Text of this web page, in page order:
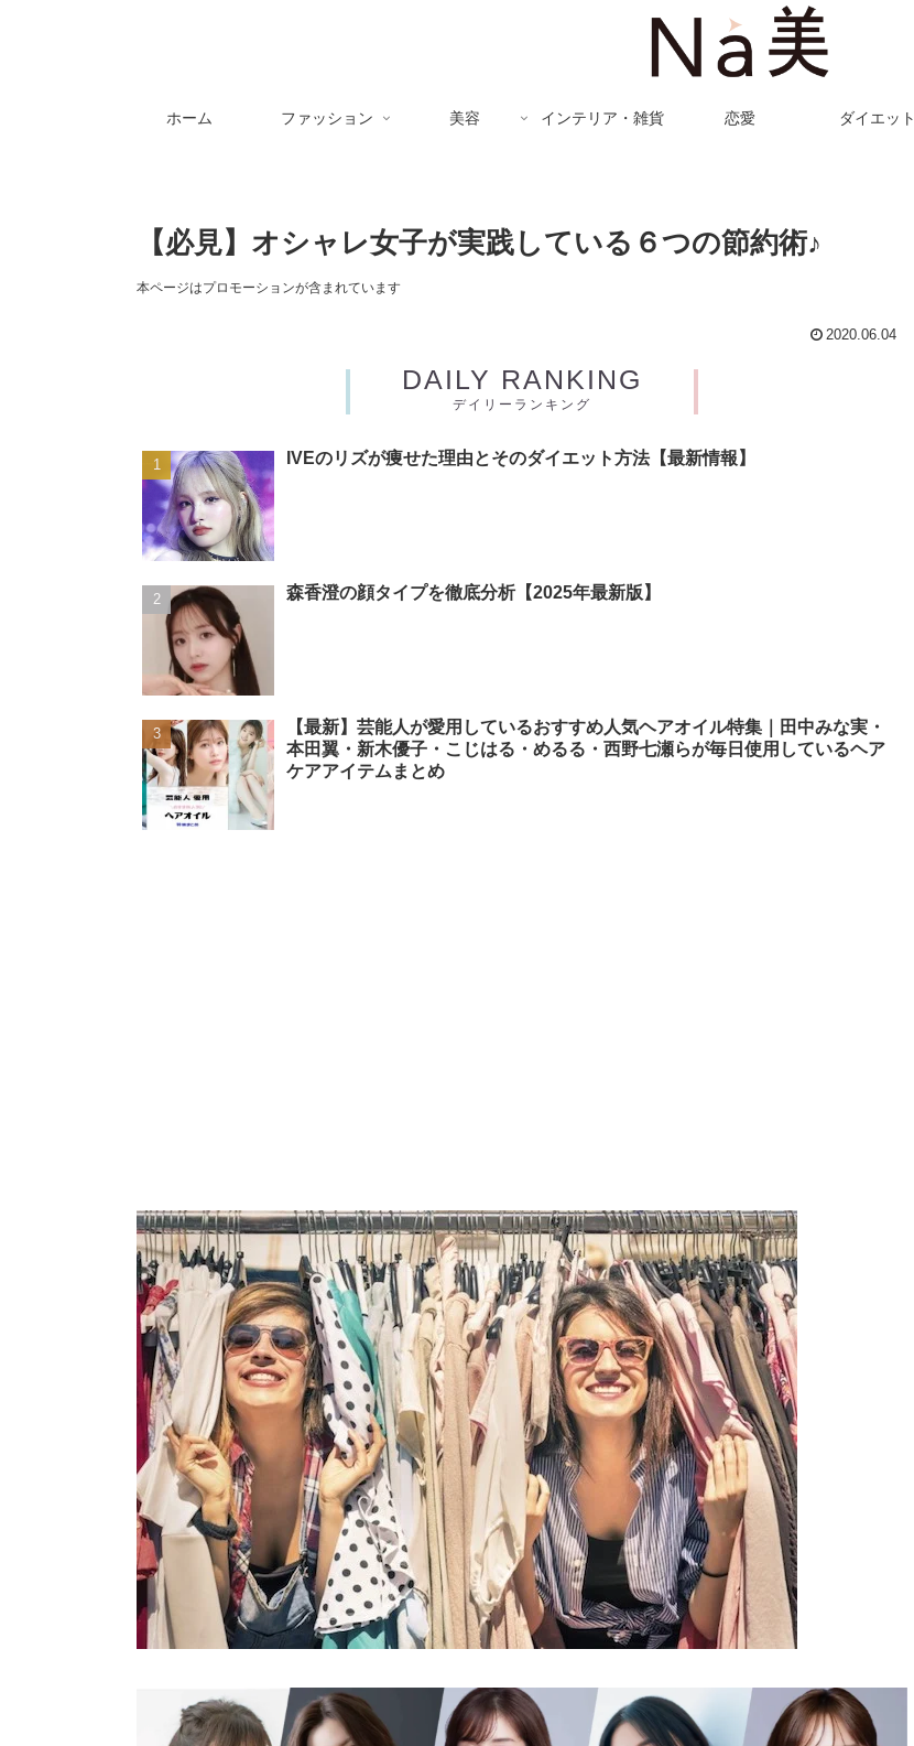
ホーム ファッション 美容 インテリア・雑貨 恋愛 ダイエット
【必見】オシャレ女子が実践している６つの節約術♪
本ページはプロモーションが含まれています
2020.06.04
DAILY RANKING
デイリーランキング
IVEのリズが痩せた理由とそのダイエット方法【最新情報】
森香澄の顔タイプを徹底分析【2025年最新版】
【最新】芸能人が愛用しているおすすめ人気ヘアオイル特集｜田中みな実・
本田翼・新木優子・こじはる・めるる・西野七瀬らが毎日使用しているヘア
ケアアイテムまとめ